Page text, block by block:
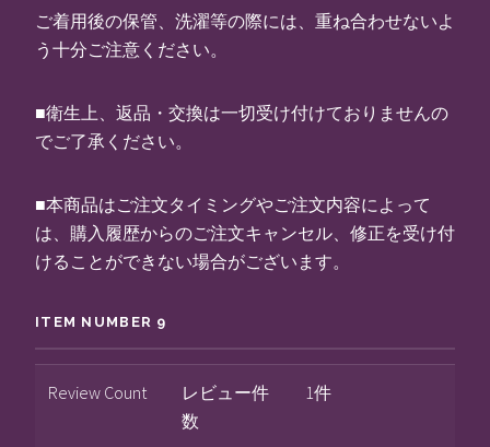
ご着用後の保管、洗濯等の際には、重ね合わせないよ
う十分ご注意ください。
■衛生上、返品・交換は一切受け付けておりませんの
でご了承ください。
■本商品はご注文タイミングやご注文内容によって
は、購入履歴からのご注文キャンセル、修正を受け付
けることができない場合がございます。
ITEM NUMBER 9
Review Count
レビュー件
数
1件